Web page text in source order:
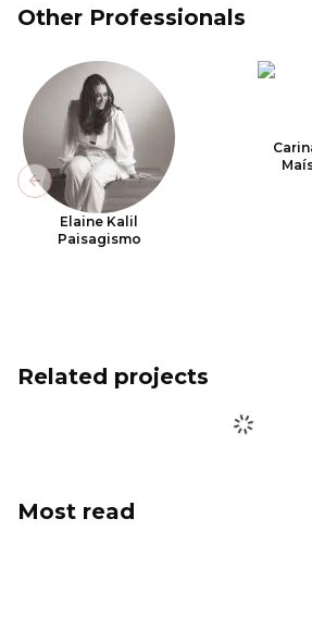
Other Professionals
Elaine Kalil
Paisagismo
Previous slide
Related projects
Most read